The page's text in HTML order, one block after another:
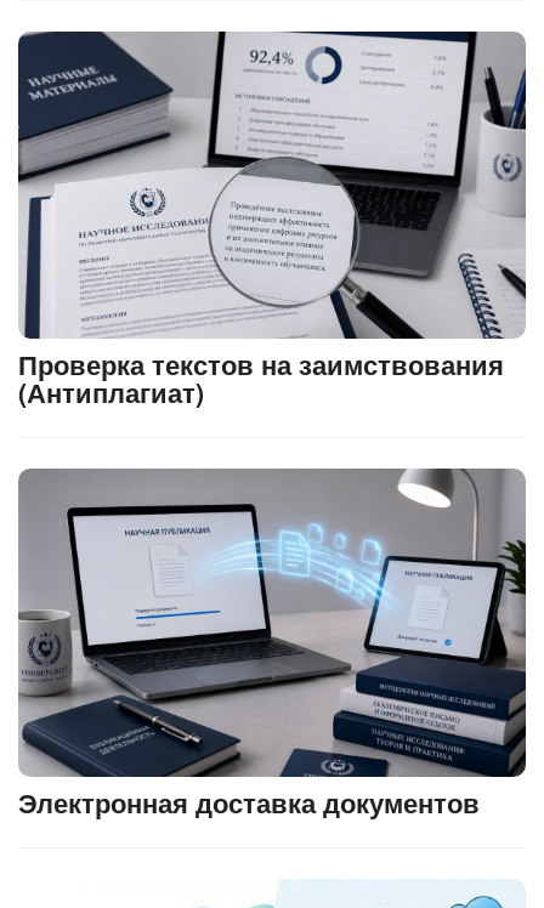
Проверка текстов на заимствования
(Антиплагиат)
Электронная доставка документов